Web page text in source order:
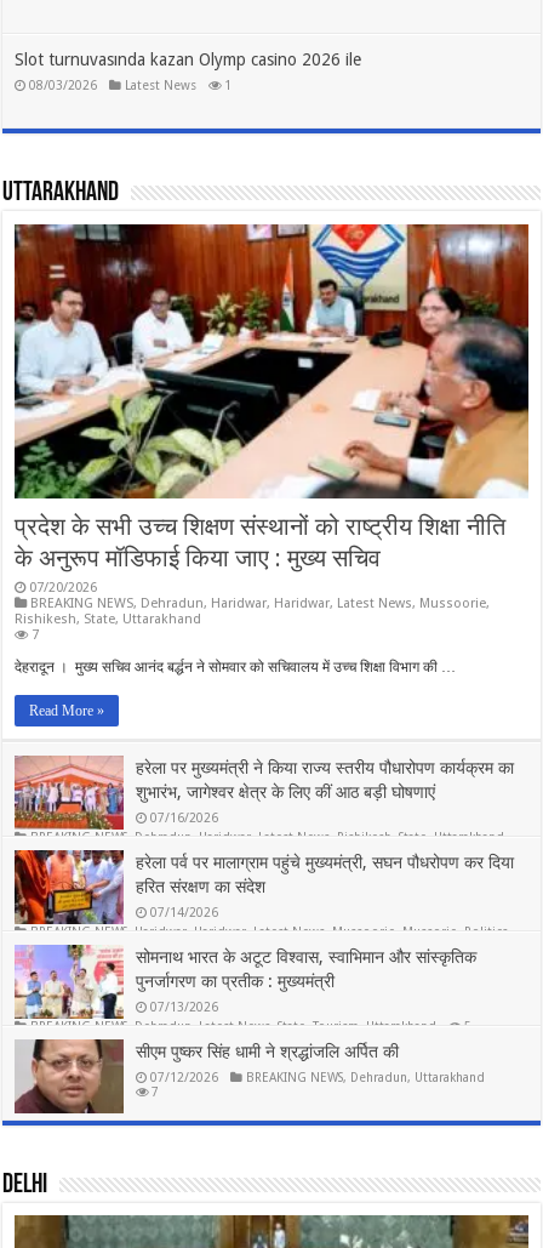
Slot turnuvasında kazan Olymp casino 2026 ile
08/03/2026 Latest News 1
Uttarakhand
प्रदेश के सभी उच्च शिक्षण संस्थानों को राष्ट्रीय शिक्षा नीति
के अनुरूप मॉडिफाई किया जाए : मुख्य सचिव
07/20/2026
BREAKING NEWS, Dehradun, Haridwar, Haridwar, Latest News, Mussoorie,
Rishikesh, State, Uttarakhand
7
देहरादून । मुख्य सचिव आनंद बर्द्धन ने सोमवार को सचिवालय में उच्च शिक्षा विभाग की …
Read More »
हरेला पर मुख्यमंत्री ने किया राज्य स्तरीय पौधारोपण कार्यक्रम का
शुभारंभ, जागेश्वर क्षेत्र के लिए कीं आठ बड़ी घोषणाएं
07/16/2026
BREAKING NEWS Dehradun Haridwar Latest News Rishikesh ,State
Uttarakhand
5
हरेला पर्व पर मालाग्राम पहुंचे मुख्यमंत्री, सघन पौधरोपण कर दिया
हरित संरक्षण का संदेश
07/14/2026
BREAKING NEWS Haridwar Haridwar Latest News Mussoorie Mussorie Politics
Rishikesh,State,Uttarakhand
5
सोमनाथ भारत के अटूट विश्वास, स्वाभिमान और सांस्कृतिक
पुनर्जागरण का प्रतीक : मुख्यमंत्री
07/13/2026
BREAKING NEWS Dehradun Latest News ,State ,Tourism Uttarakhand 5
सीएम पुष्कर सिंह धामी ने श्रद्धांजलि अर्पित की
07/12/2026 BREAKING NEWS, Dehradun, Uttarakhand
7
DELHI